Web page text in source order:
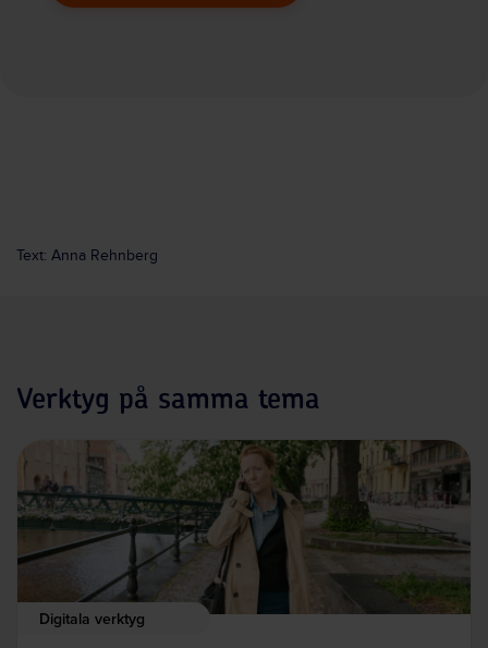
Text: Anna Rehnberg
Verktyg på samma tema
Digitala verktyg